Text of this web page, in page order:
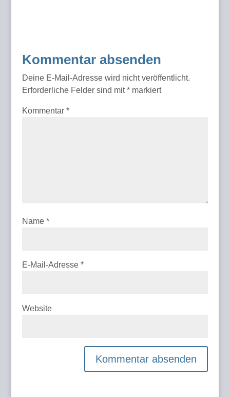
Kommentar absenden
Deine E-Mail-Adresse wird nicht veröffentlicht.
Erforderliche Felder sind mit*markiert
Kommentar *
Name *
E-Mail-Adresse *
Website